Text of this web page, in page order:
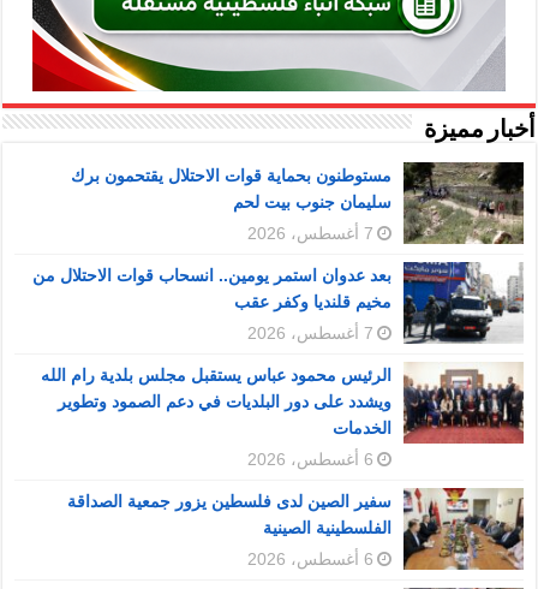
أخبار مميزة
مستوطنون بحماية قوات الاحتلال يقتحمون برك
سليمان جنوب بيت لحم
7 أغسطس، 2026
بعد عدوان استمر يومين.. انسحاب قوات الاحتلال من
مخيم قلنديا وكفر عقب
7 أغسطس، 2026
الرئيس محمود عباس يستقبل مجلس بلدية رام الله
ويشدد على دور البلديات في دعم الصمود وتطوير
الخدمات
6 أغسطس، 2026
سفير الصين لدى فلسطين يزور جمعية الصداقة
الفلسطينية الصينية
6 أغسطس، 2026